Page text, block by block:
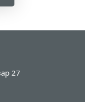
27